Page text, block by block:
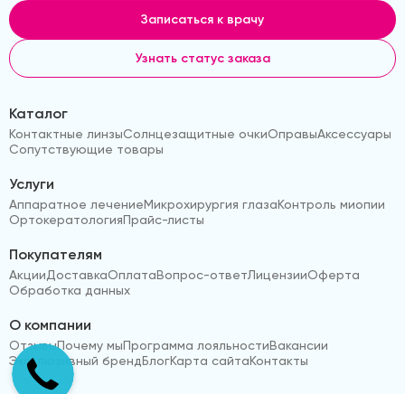
Записаться к врачу
Узнать статус заказа
Каталог
Контактные линзыСолнцезащитные очкиОправыАксессуары
Сопутствующие товары
Услуги
Аппаратное лечениеМикрохирургия глазаКонтроль миопии
ОртокератологияПрайс-листы
Покупателям
АкцииДоставкаОплатаВопрос-ответЛицензииОферта
Обработка данных
О компании
ОтзывыПочему мыПрограмма лояльностиВакансии
Эксклюзивный брендБлогКарта сайтаКонтакты